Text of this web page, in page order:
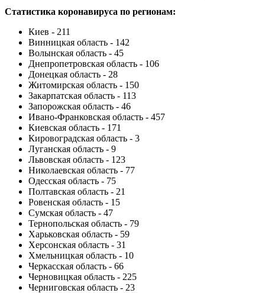
Статистика коронавируса по регионам:
Киев - 211
Винницкая область - 142
Волынская область - 45
Днепропетровская область - 106
Донецкая область - 28
Житомирская область - 150
Закарпатская область - 113
Запорожская область - 46
Ивано-Франковская область - 457
Киевская область - 171
Кировоградская область - 3
Луганская область - 9
Львовская область - 123
Николаевская область - 77
Одесская область - 75
Полтавская область - 21
Ровенская область - 15
Сумская область - 47
Тернопольская область - 79
Харьковская область - 59
Херсонская область - 31
Хмельницкая область - 10
Черкасская область - 66
Черновицкая область - 225
Черниговская область - 23